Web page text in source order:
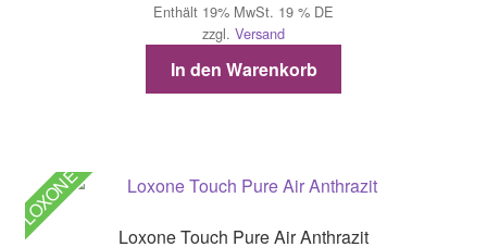
Enthält 19% MwSt. 19 % DE
zzgl. Versand
In den Warenkorb
LOXONE
Loxone Touch Pure Air Anthrazit